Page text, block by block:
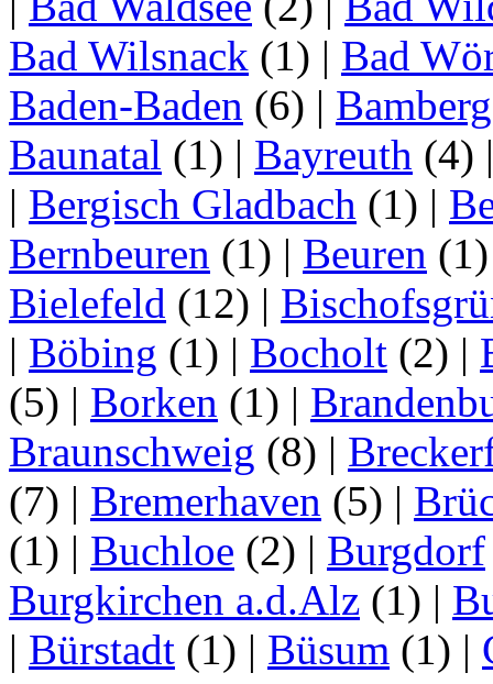
Bad Wilsnack (1) | Bad
Baden-Baden (6) | Bamberg
Baunatal (1) | Bayreuth (4)
| Bergisch Gladbach (1) |
Bernbeuren (1) | Beuren
Bielefeld (12) |
| Böbing (1) | Bocholt (2) |
(5) | Borken (1) |
Braunschweig (8) |
(7) | Bremerhaven (5) |
(1) | Buchloe (2) | Burgdorf
Burgkirchen a.d.Alz (1) |
| Bürstadt (1) | Büsum (1) |